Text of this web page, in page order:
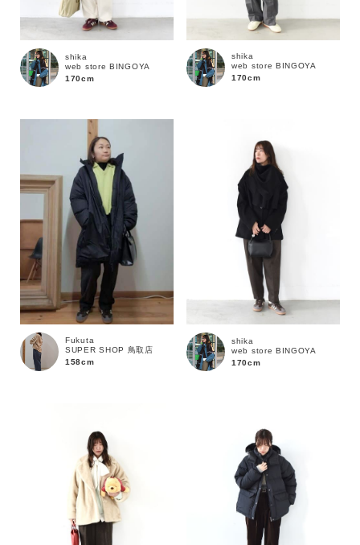
カラー
商品タイプ
通常商品 予約商品
shika
web store BINGOYA
170cm
shika
web store BINGOYA
170cm
Fukuta
SUPER SHOP 鳥取店
158cm
shika
web store BINGOYA
170cm